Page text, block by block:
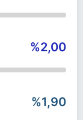
%2,00
%1,90